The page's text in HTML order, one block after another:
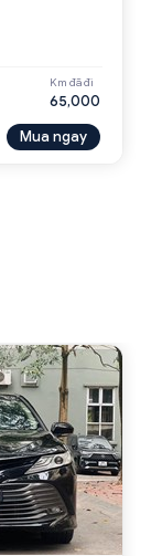
Km đã đi
65,000
Mua ngay